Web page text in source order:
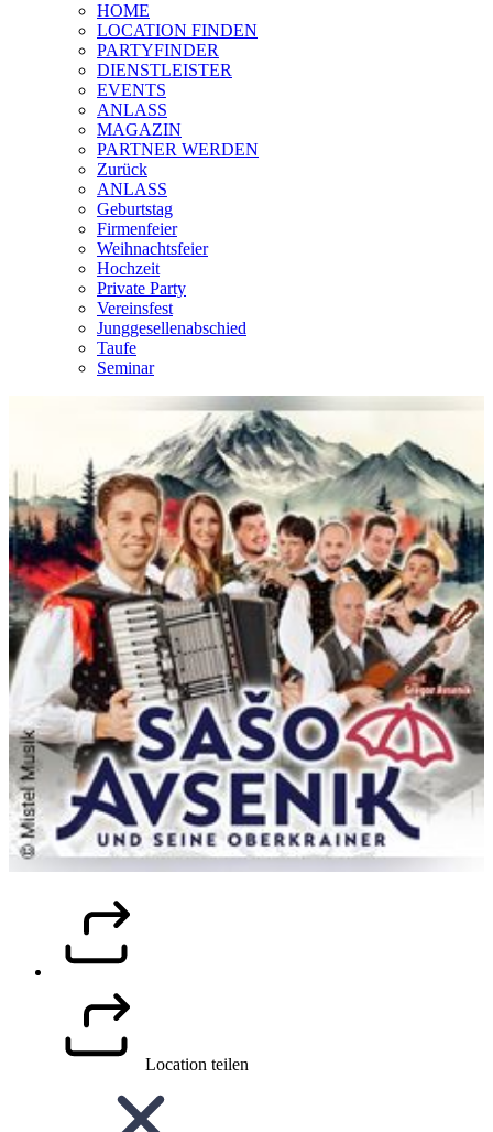
HOME
LOCATION FINDEN
PARTYFINDER
DIENSTLEISTER
EVENTS
ANLASS
MAGAZIN
PARTNER WERDEN
Zurück
ANLASS
Geburtstag
Firmenfeier
Weihnachtsfeier
Hochzeit
Private Party
Vereinsfest
Junggesellenabschied
Taufe
Seminar
Location teilen